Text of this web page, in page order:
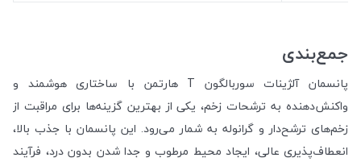
جمع‌بندی
پانسمان آلژینات سوربالگون T هارتمن با ساختاری هوشمند و
واکنش‌دهنده به ترشحات زخم، یکی از بهترین گزینه‌ها برای مراقبت از
زخم‌های ترشح‌دار و گرانوله به شمار می‌رود. این پانسمان با جذب بالا،
انعطاف‌پذیری عالی، ایجاد محیط مرطوب و جدا شدن بدون درد، فرآیند